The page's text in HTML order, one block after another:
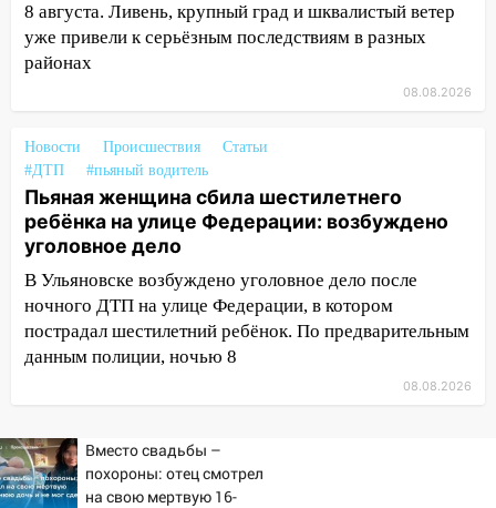
14:16 Шторм продолжает ломать город:
на улице Любови Шевцовой рухнул
светофор
14:12
Куда жаловаться ульяновцам на
упавшее дерево или затопленную улицу
после непогоды
13:59
В Новом городе ураганным
ветром сорвало опалубку со
строящегося дома
13:54 В мэрии Ульяновска рассказали,
как устраняют последствия мощного
13:49
Стихия продолжает крушить
Ульяновск: дерево рухнуло на дом на
Орджоникидзе
8 августа. Ливень, крупный град и шквалистый ветер
уже привели к серьёзным последствиям в разных
районах
08.08.2026
Новости Происшествия
Статьи
#ДТП
#пьяный водитель
Пьяная женщина сбила шестилетнего
ребёнка на улице Федерации: возбуждено
уголовное дело
В Ульяновске возбуждено уголовное дело после
ночного ДТП на улице Федерации, в котором
пострадал шестилетний ребёнок. По предварительным
данным полиции, ночью 8
08.08.2026
Вместо свадьбы –
похороны: отец смотрел
на свою мертвую 16-